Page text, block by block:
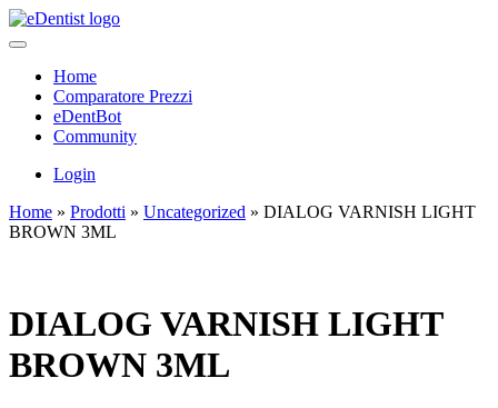
Home
Comparatore Prezzi
eDentBot
Community
Login
Home » Prodotti » Uncategorized » DIALOG VARNISH LIGHT
BROWN 3ML
DIALOG VARNISH LIGHT
BROWN 3ML